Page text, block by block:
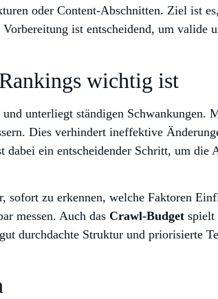
oder Content-Abschnitten. Ziel ist
ist entscheidend, um valide
wichtig ist
unterliegt ständigen Schwankungen.
Dies verhindert ineffektive
ein entscheidender Schritt, um die
sofort zu erkennen, welche Faktoren
messen. Auch das Crawl-Budget spielt
durchdachte Struktur und priorisierte